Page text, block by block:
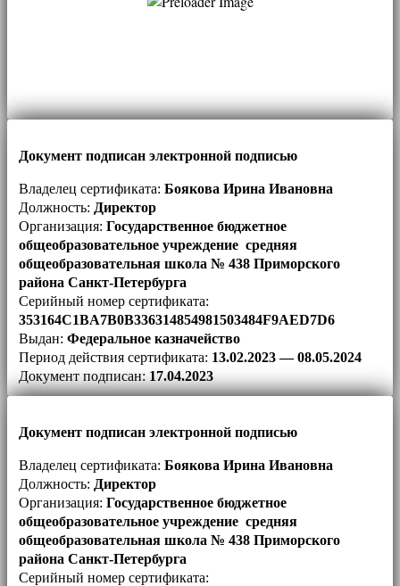
Документ подписан электронной подписью
Владелец сертификата: Боякова Ирина Ивановна
Должность: Директор
Организация: Государственное бюджетное
общеобразовательное учреждение средняя
общеобразовательная школа № 438 Приморского
района Санкт-Петербурга
Серийный номер сертификата:
353164C1BA7B0B336314854981503484F9AED7D6
Выдан: Федеральное казначейство
Период действия сертификата: 13.02.2023 — 08.05.2024
Документ подписан: 17.04.2023
Документ подписан электронной подписью
Владелец сертификата: Боякова Ирина Ивановна
Должность: Директор
Организация: Государственное бюджетное
общеобразовательное учреждение средняя
общеобразовательная школа № 438 Приморского
района Санкт-Петербурга
Серийный номер сертификата: